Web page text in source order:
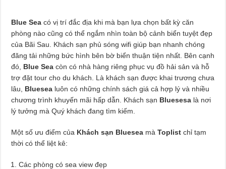
Blue Sea có vị trí đắc địa khi mà bạn lựa chọn bất kỳ căn
phòng nào cũng có thể ngắm nhìn toàn bộ cảnh biển tuyệt đẹp
của Bãi Sau. Khách sạn phủ sóng wifi giúp bạn nhanh chóng
đăng tải những bức hình bên bờ biển thuận tiện nhất. Bên cạnh
đó, Blue Sea còn có nhà hàng riêng phục vụ đồ hải sản và hỗ
trợ đặt tour cho du khách. Là khách sạn được khai trương chưa
lâu, Bluesea luôn có những chính sách giá cả hợp lý và nhiều
chương trình khuyến mãi hấp dẫn. Khách sạn Bluesesa là nơi
lý tưởng mà Quý khách đang tìm kiếm.
Một số ưu điểm của Khách sạn Bluesea màToplist chỉ tạm
thời có thể liệt kê:
Các phòng có sea view đẹp